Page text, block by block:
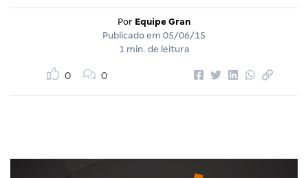
Por Equipe Gran
Publicado em 05/06/15
1 min. de leitura
0 0